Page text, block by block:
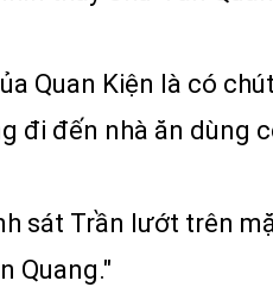
Quan Kiện là có
đi đến nhà ăn dùng
sát Trần lướt trên
Quang."